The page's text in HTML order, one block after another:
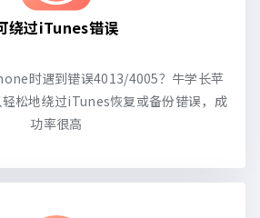
绕过iTunes错误
时遇到错误4013/4005？牛学长苹
松地绕过iTunes恢复或备份错误，成
功率很高